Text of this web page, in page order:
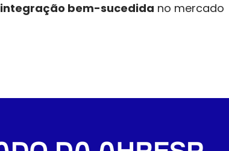
integração bem-sucedida no mercado